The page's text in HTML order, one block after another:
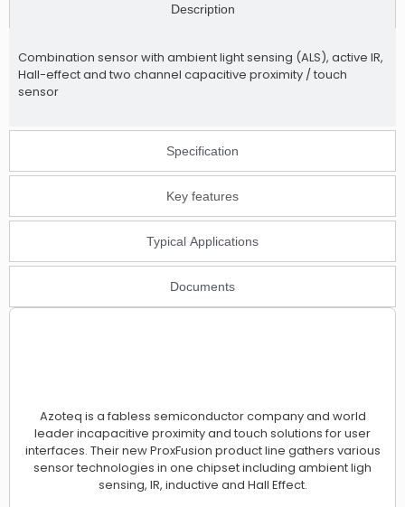
Description
Specification
Key features
Typical Applications
Documents
Combination sensor with ambient light sensing (ALS), active IR,
Hall-effect and two channel capacitive proximity / touch
sensor
Azoteq is a fabless semiconductor company and world
leader incapacitive proximity and touch solutions for user
interfaces. Their new ProxFusion product line gathers various
sensor technologies in one chipset including ambient ligh
sensing, IR, inductive and Hall Effect.